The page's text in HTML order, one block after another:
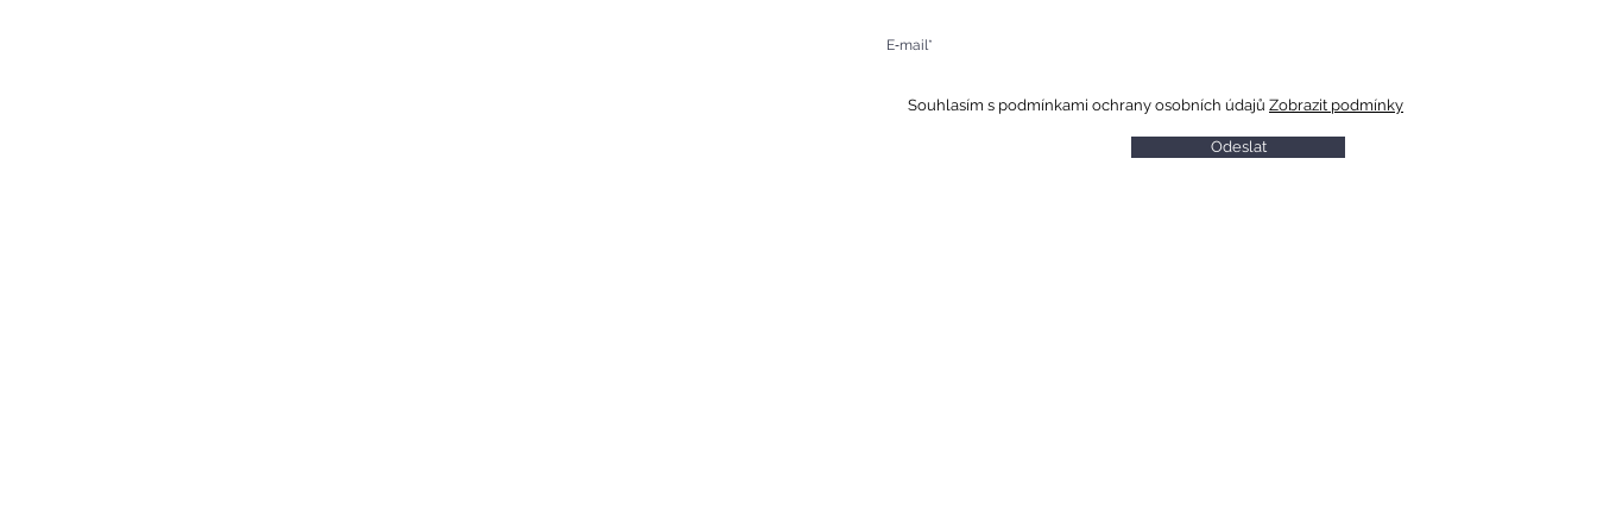
Souhlasím s podmínkami ochrany osobních údajů Zobrazit podmínky
Odeslat